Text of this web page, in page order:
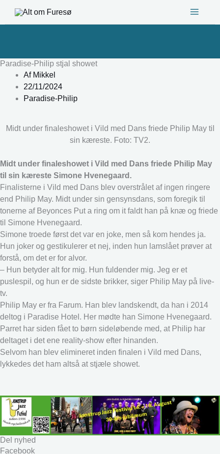
Paradise-Philip stjal showet
AfMikkel
22/11/2024
Paradise-Philip
Midt under finaleshowet i Vild med Dans friede Philip May til
sin kæreste. Foto: TV2.
Midt under finaleshowet i Vild med Dans friede Philip May
til sin kæreste Simone Hvenegaard.
Finalisterne i Vild med Dans blev overstrålet af ingen ringere
end Philip May. Midt under sin gensynsdans, som foregik til
tonerne af Beyonces Put a ring om it faldt han på knæ og friede
til Simone Hvenegaard.
Simone troede først det var en joke, men så kom hendes ja.
Hun joker og gestikulerer et nej, inden hun lamslået prøver at
forstå, om det er for alvor.
– Hun betyder alt for mig. Hun fuldender mig. Jeg er et
puslespil, og hun er de sidste brikker, siger Philip May på live-
tv.
Philip May er fra Farum. Han blev landskendt, da han i 2014
deltog i Paradise Hotel. Her mødte han Simone Hvenegaard.
Parret har siden fået to børn sideløbende med, at Philip har
deltaget i det ene reality-show efter hinanden.
Selvom han blev elimineret inden finalen i Vild med Dans,
lykkedes det ham altså at stjæle showet.
Del nyhed
Facebook